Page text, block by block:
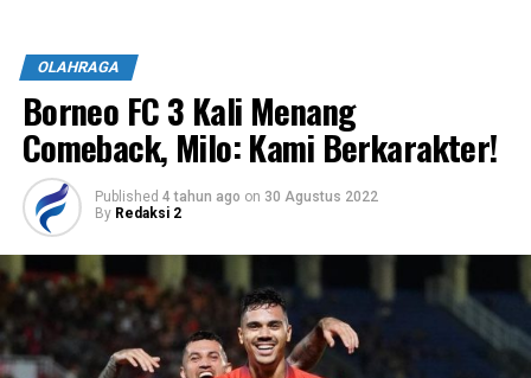
OLAHRAGA
Borneo FC 3 Kali Menang
Comeback, Milo: Kami Berkarakter!
Published 4 tahun ago on 30 Agustus 2022
By Redaksi 2